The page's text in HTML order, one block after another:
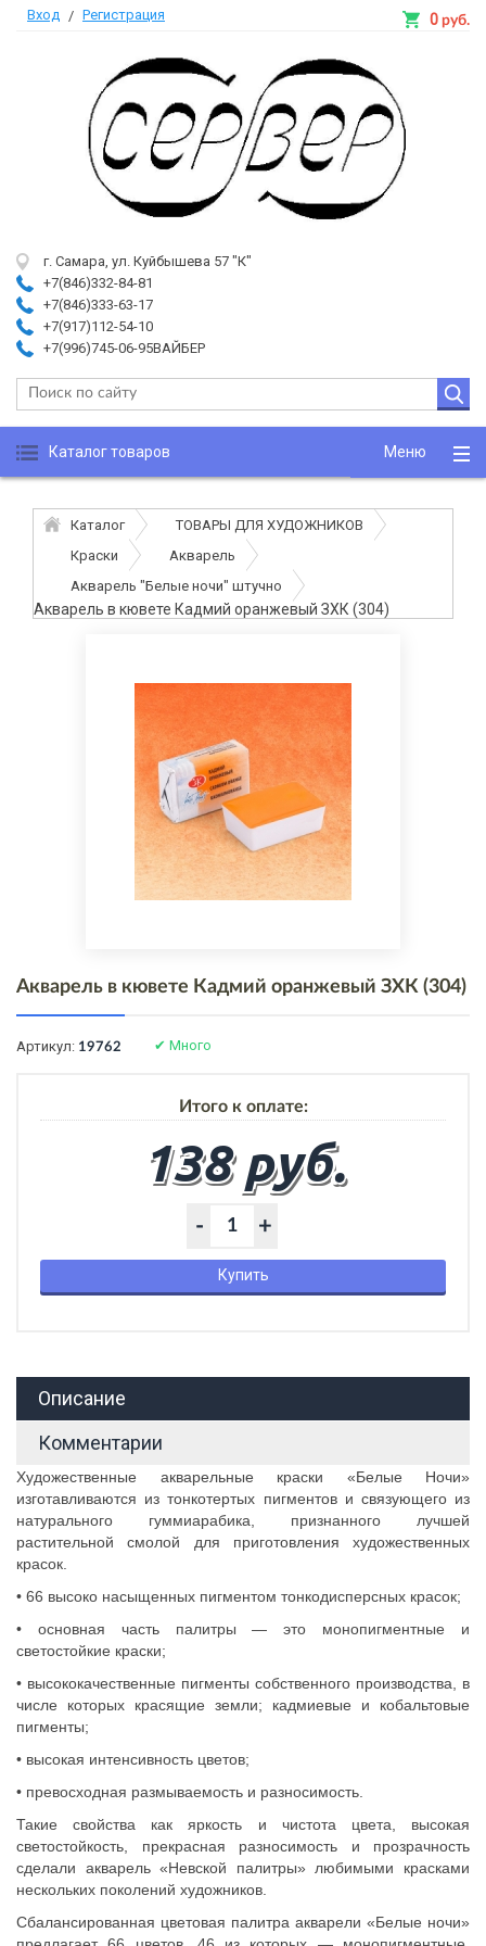
Вход / Регистрация
г. Самара, ул. Куйбышева 57 "К"
+7(846)332-84-81
+7(846)333-63-17
+7(917)112-54-10
+7(996)745-06-95ВАЙБЕР
0 руб.
Каталог товаров Меню
Каталог
ТОВАРЫ ДЛЯ ХУДОЖНИКОВ
Краски
Акварель
Акварель "Белые ночи" штучно
Акварель в кювете Кадмий оранжевый ЗХК (304)
Акварель в кювете Кадмий оранжевый ЗХК (304)
Артикул: 19762 ✔ Много
Итого к оплате:
138 руб.
+
-
Купить
Описание
Комментарии
Художественные акварельные краски «Белые Ночи»
изготавливаются из тонкотертых пигментов и связующего из
натурального гуммиарабика, признанного лучшей
растительной смолой для приготовления художественных
красок.
• 66 высоко насыщенных пигментом тонкодисперсных красок;
• основная часть палитры — это монопигментные и
светостойкие краски;
• высококачественные пигменты собственного производства, в
числе которых красящие земли; кадмиевые и кобальтовые
пигменты;
• высокая интенсивность цветов;
• превосходная размываемость и разносимость.
Такие свойства как яркость и чистота цвета, высокая
светостойкость, прекрасная разносимость и прозрачность
сделали акварель «Невской палитры» любимыми красками
нескольких поколений художников.
Сбалансированная цветовая палитра акварели «Белые ночи»